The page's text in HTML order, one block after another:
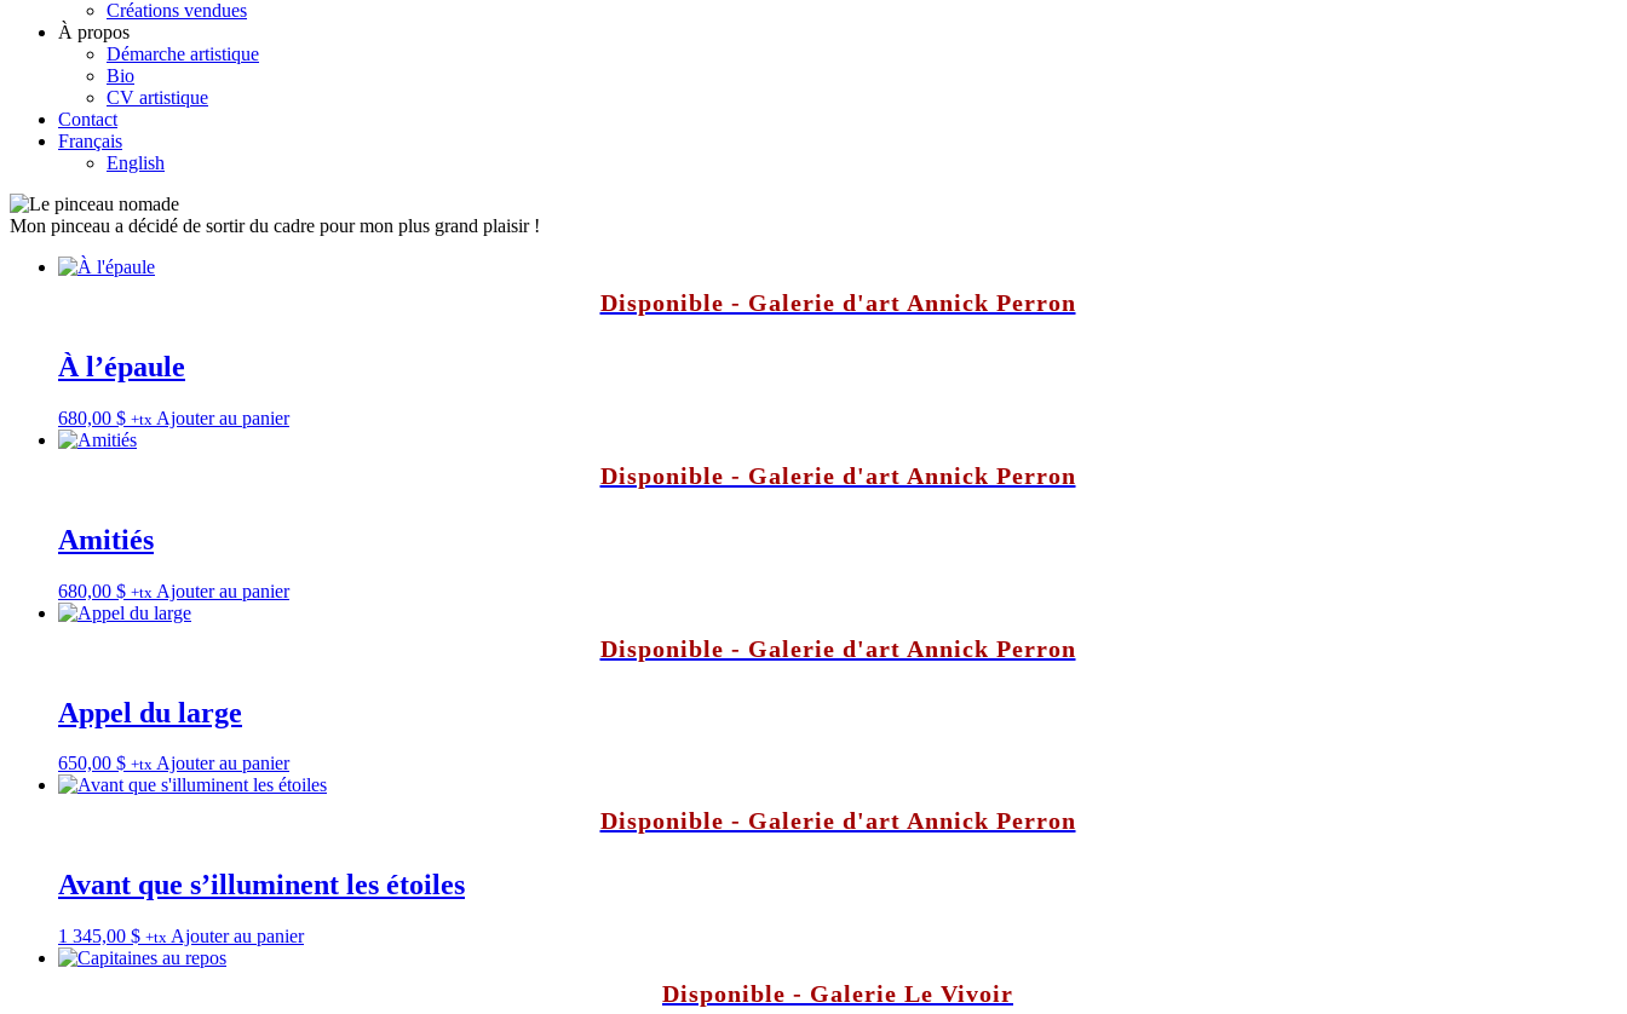
Créations vendues
À propos
Démarche artistique
Bio
CV artistique
Contact
Français
English
Mon pinceau a décidé de sortir du cadre pour mon plus grand plaisir !
Disponible - Galerie d'art Annick Perron
À l’épaule
680,00 $ +tx Ajouter au panier
Disponible - Galerie d'art Annick Perron
Amitiés
680,00 $ +tx Ajouter au panier
Disponible - Galerie d'art Annick Perron
Appel du large
650,00 $ +tx Ajouter au panier
Disponible - Galerie d'art Annick Perron
Avant que s’illuminent les étoiles
1 345,00 $ +tx Ajouter au panier
Disponible - Galerie Le Vivoir